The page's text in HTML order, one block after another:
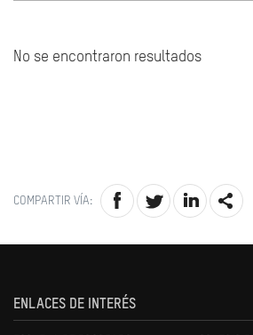
No se encontraron resultados
COMPARTIR VÍA:
ENLACES DE INTERÉS